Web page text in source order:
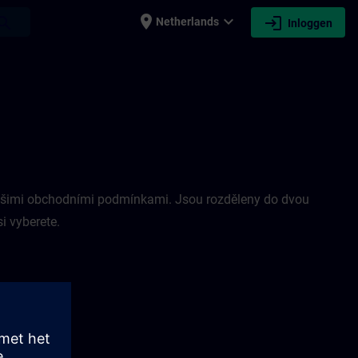
place Netherlands expand_more login Inloggen
obchodními podmínkami. Jsou rozděleny do dvou
vyberete.